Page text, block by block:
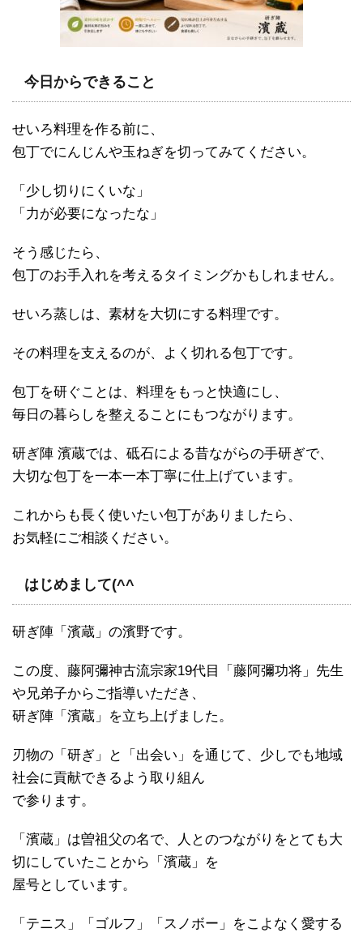
今日からできること
せいろ料理を作る前に、
包丁でにんじんや玉ねぎを切ってみてください。
「少し切りにくいな」
「力が必要になったな」
そう感じたら、
包丁のお手入れを考えるタイミングかもしれません。
せいろ蒸しは、素材を大切にする料理です。
その料理を支えるのが、よく切れる包丁です。
包丁を研ぐことは、料理をもっと快適にし、
毎日の暮らしを整えることにもつながります。
研ぎ陣 濱蔵では、砥石による昔ながらの手研ぎで、
大切な包丁を一本一本丁寧に仕上げています。
これからも長く使いたい包丁がありましたら、
お気軽にご相談ください。
はじめまして(^^ゞ
研ぎ陣「濱蔵」の濱野です。
この度、藤阿彌神古流宗家19代目「藤阿彌功将」先生
や兄弟子からご指導いただき、
研ぎ陣「濱蔵」を立ち上げました。
刃物の「研ぎ」と「出会い」を通じて、少しでも地域
社会に貢献できるよう取り組ん
で参ります。
「濱蔵」は曽祖父の名で、人とのつながりをとても大
切にしていたことから「濱蔵」を
屋号としています。
「テニス」「ゴルフ」「スノボー」をこよなく愛する